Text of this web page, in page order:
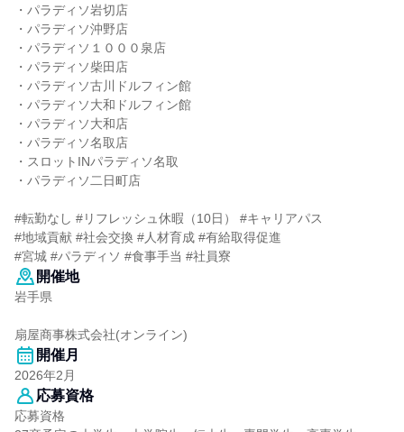
・パラディソ岩切店
・パラディソ沖野店
・パラディソ１０００泉店
・パラディソ柴田店
・パラディソ古川ドルフィン館
・パラディソ大和ドルフィン館
・パラディソ大和店
・パラディソ名取店
・スロットINパラディソ名取
・パラディソ二日町店
#転勤なし #リフレッシュ休暇（10日） #キャリアパス
#地域貢献 #社会交換 #人材育成 #有給取得促進
#宮城 #パラディソ #食事手当 #社員寮
開催地
岩手県
扇屋商事株式会社(オンライン)
開催月
2026年2月
応募資格
応募資格